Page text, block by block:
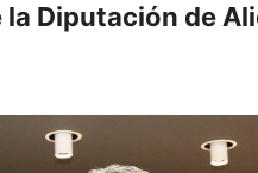
Diputación de